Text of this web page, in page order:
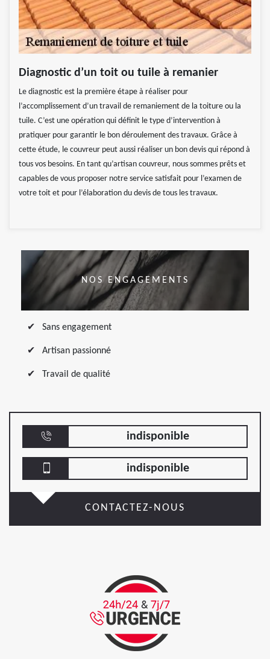
Diagnostic d’un toit ou tuile à remanier
Le diagnostic est la première étape à réaliser pour
l’accomplissement d’un travail de remaniement de la toiture ou la
tuile. C’est une opération qui définit le type d’intervention à
pratiquer pour garantir le bon déroulement des travaux. Grâce à
cette étude, le couvreur peut aussi réaliser un bon devis qui répond à
tous vos besoins. En tant qu’artisan couvreur, nous sommes prêts et
capables de vous proposer notre service satisfait pour l’examen de
votre toit et pour l’élaboration du devis de tous les travaux.
NOS ENGAGEMENTS
Sans engagement
Artisan passionné
Travail de qualité
indisponible
indisponible
CONTACTEZ-NOUS